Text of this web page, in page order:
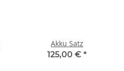
Akku Satz
125,00 € *